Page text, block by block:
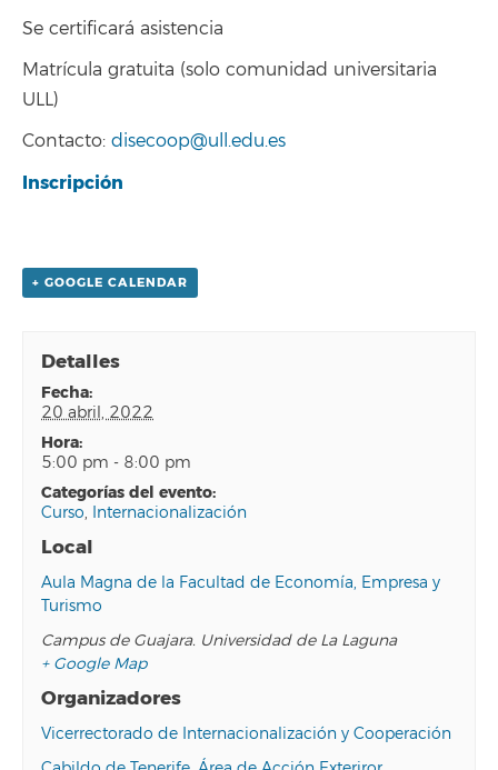
Se certificará asistencia
Matrícula gratuita (solo comunidad universitaria
ULL)
Contacto: disecoop@ull.edu.es
Inscripción
+ GOOGLE CALENDAR
Detalles
fecha:
20 abril, 2022
hora:
5:00 pm - 8:00 pm
categorías del evento:
Curso, Internacionalización
Local
Aula Magna de la Facultad de Economía, Empresa y
Turismo
Campus de Guajara. Universidad de La Laguna
+ Google Map
Organizadores
Vicerrectorado de Internacionalización y Cooperación